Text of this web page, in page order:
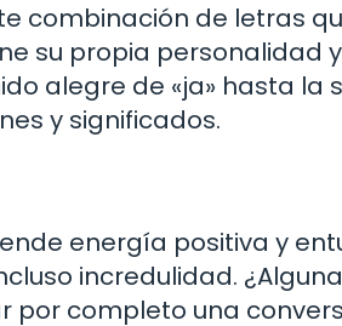
combinación de letras
su propia personalidad
alegre de «ja» hasta la
y significados.
energía positiva y
incredulidad.
por completo una